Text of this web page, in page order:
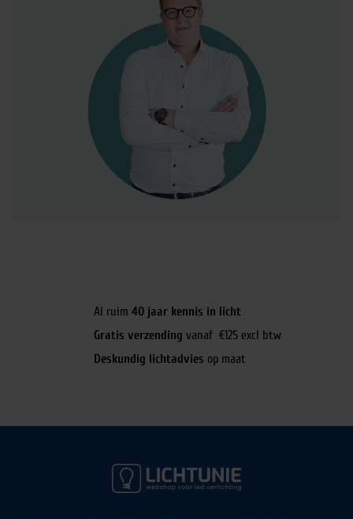
Al ruim 40 jaar kennis in licht
Gratis verzending vanaf €125 excl btw
Deskundig lichtadvies op maat